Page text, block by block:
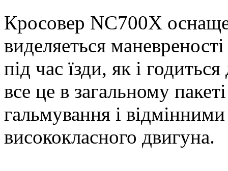
Кросовер NC700X
виделяеться
під час їзди, як і
все це в загальному
гальмування і
висококласного двигуна.